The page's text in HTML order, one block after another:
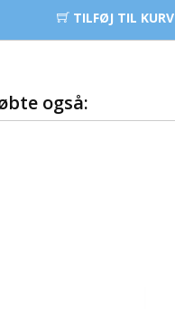
TILFØJ TIL KURV
også: